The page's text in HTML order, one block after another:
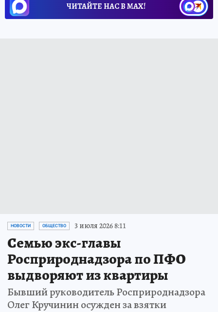
ЧИТАЙТЕ НАС В МАХ!
НОВОСТИ ОБЩЕСТВО 3 июля 2026 8:11
Семью экс-главы
Росприроднадзора по ПФО
выдворяют из квартиры
Бывший руководитель Росприроднадзора
Олег Кручинин осужден за взятки